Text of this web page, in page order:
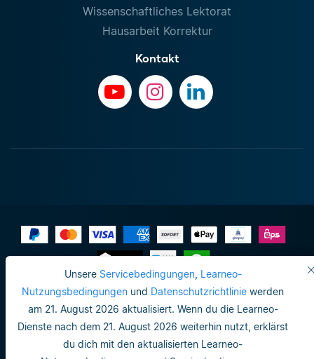
Unsere Servicebedingungen, Learneo-
Nutzungsbedingungen und Datenschutzrichtlinie werden
am 21. August 2026 aktualisiert. Wenn du die Learneo-
Dienste nach dem 21. August 2026 weiterhin nutzt, erklärst
du dich mit den aktualisierten Learneo-
Wissenschaftliches Lektorat
Hausarbeit Korrektur
Kontakt
Impressum
Do not sell or share my personal info
Nutzungsbedingungen